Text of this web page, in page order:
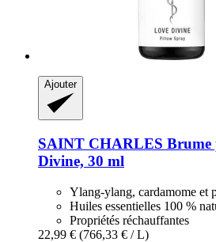
Ajouter
SAINT CHARLES Brume
Divine, 30 ml
Ylang-ylang, cardamome et
Huiles essentielles 100 %
Propriétés réchauffantes
22,99 € (766,33 € / L)